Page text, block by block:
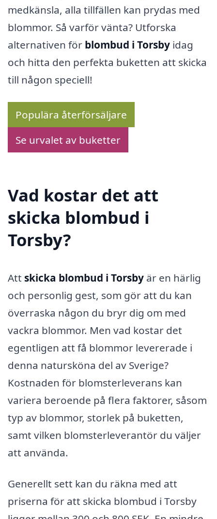
medkänsla, alla tillfällen kan prydas med
blommor. Så varför vänta? Utforska
alternativen för blombud i Torsby idag
och hitta den perfekta buketten att skicka
till någon speciell!
Populära återförsäljare
Se urvalet av buketter
Vad kostar det att
skicka blombud i
Torsby?
Att skicka blombud i Torsby är en härlig
och personlig gest, som gör att du kan
överraska någon du bryr dig om med
vackra blommor. Men vad kostar det
egentligen att få blommor levererade i
denna natursköna del av Sverige?
Kostnaden för blomsterleverans kan
variera beroende på flera faktorer, såsom
typ av blommor, storlek på buketten,
samt vilken blomsterleverantör du väljer
att använda.
Generellt sett kan du räkna med att
priserna för att skicka blombud i Torsby